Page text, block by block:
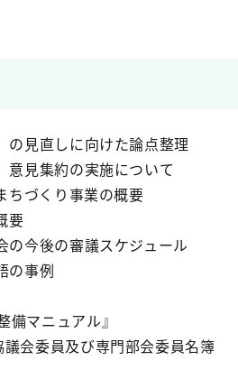
見直しに向けた論点整理
見集約の実施について
づくり事業の概要
要
今後の審議スケジュール
の事例
マニュアル』
会委員及び専門部会委員名簿